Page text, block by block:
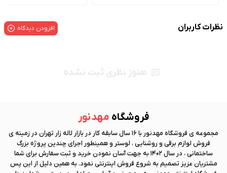
نظرات کاربران افزودن دیدگاه
هنوز نظری ثبت نشده
فروشگاه مهد نور
مجموعه ی فروشگاه مهد نور
با 16 سال سابقه کار در بازار لاله زار تهران در زمینه ی
فروش لوازم برقی و روشنایی ، لوستر و همینطور اجرای چندین پروژه بزرگ
ساختمانی ، در سال 1402 به جهت آسان نمودن خرید و ثبت سفارش برای شما
مشتریان عزیز تصمیم به شروع فروش اینترنتی نمود. به همین دلیل از این پس